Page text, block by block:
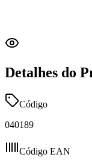
Detalhes do
Código
040189
Código EAN